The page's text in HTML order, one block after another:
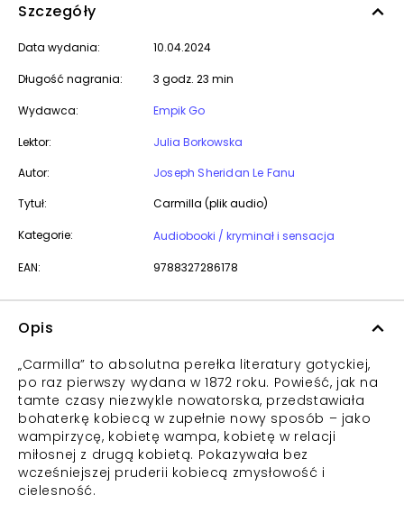
Szczegóły
Data wydania: 10.04.2024
Długość nagrania: 3 godz. 23 min
Wydawca: Empik Go
Lektor:
Julia Borkowska
Autor:
Joseph Sheridan Le Fanu
Tytuł:
Carmilla (plik audio)
Kategorie: Audiobooki / kryminał i sensacja
EAN: 9788327286178
Opis
„Carmilla” to absolutna perełka literatury gotyckiej,
po raz pierwszy wydana w 1872 roku. Powieść, jak na
tamte czasy niezwykle nowatorska, przedstawiała
bohaterkę kobiecą w zupełnie nowy sposób – jako
wampirzycę, kobietę wampa, kobietę w relacji
miłosnej z drugą kobietą. Pokazywała bez
wcześniejszej pruderii kobiecą zmysłowość i
cielesność.